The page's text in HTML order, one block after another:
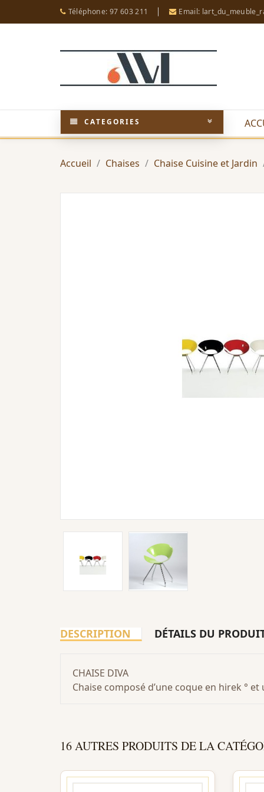
Téléphone: 97 603 211 Email:
CATEGORIES
Accueil Chaises Chaise Cuisine et Jardin
DESCRIPTION DÉTAILS DU
CHAISE DIVA
Chaise composé d’une coque en hirek °
16 AUTRES PRODUITS DE LA